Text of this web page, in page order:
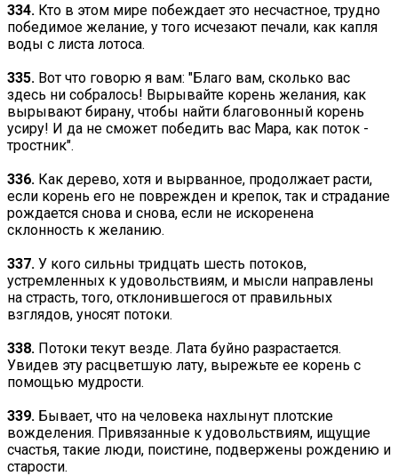
334. Кто в этом мире побеждает это несчастное, трудно
победимое желание, у того исчезают печали, как капля
воды с листа лотоса.
335. Вот что говорю я вам: "Благо вам, сколько вас
здесь ни собралось! Вырывайте корень желания, как
вырывают бирану, чтобы найти благовонный корень
усиру! И да не сможет победить вас Мара, как поток -
тростник".
336. Как дерево, хотя и вырванное, продолжает расти,
если корень его не поврежден и крепок, так и страдание
рождается снова и снова, если не искоренена
склонность к желанию.
337. У кого сильны тридцать шесть потоков,
устремленных к удовольствиям, и мысли направлены
на страсть, того, отклонившегося от правильных
взглядов, уносят потоки.
338. Потоки текут везде. Лата буйно разрастается.
Увидев эту расцветшую лату, вырежьте ее корень с
помощью мудрости.
339. Бывает, что на человека нахлынут плотские
вожделения. Привязанные к удовольствиям, ищущие
счастья, такие люди, поистине, подвержены рождению и
старости.